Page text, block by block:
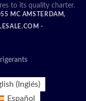
to its quality charter.
MC AMSTERDAM,
-
(Inglés)
Español